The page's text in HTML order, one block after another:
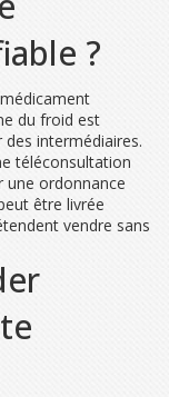
?
du froid est
intermédiaires.
téléconsultation
une ordonnance
être livrée
vendre sans